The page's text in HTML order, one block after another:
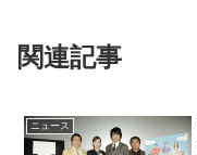
関連記事
ニュース